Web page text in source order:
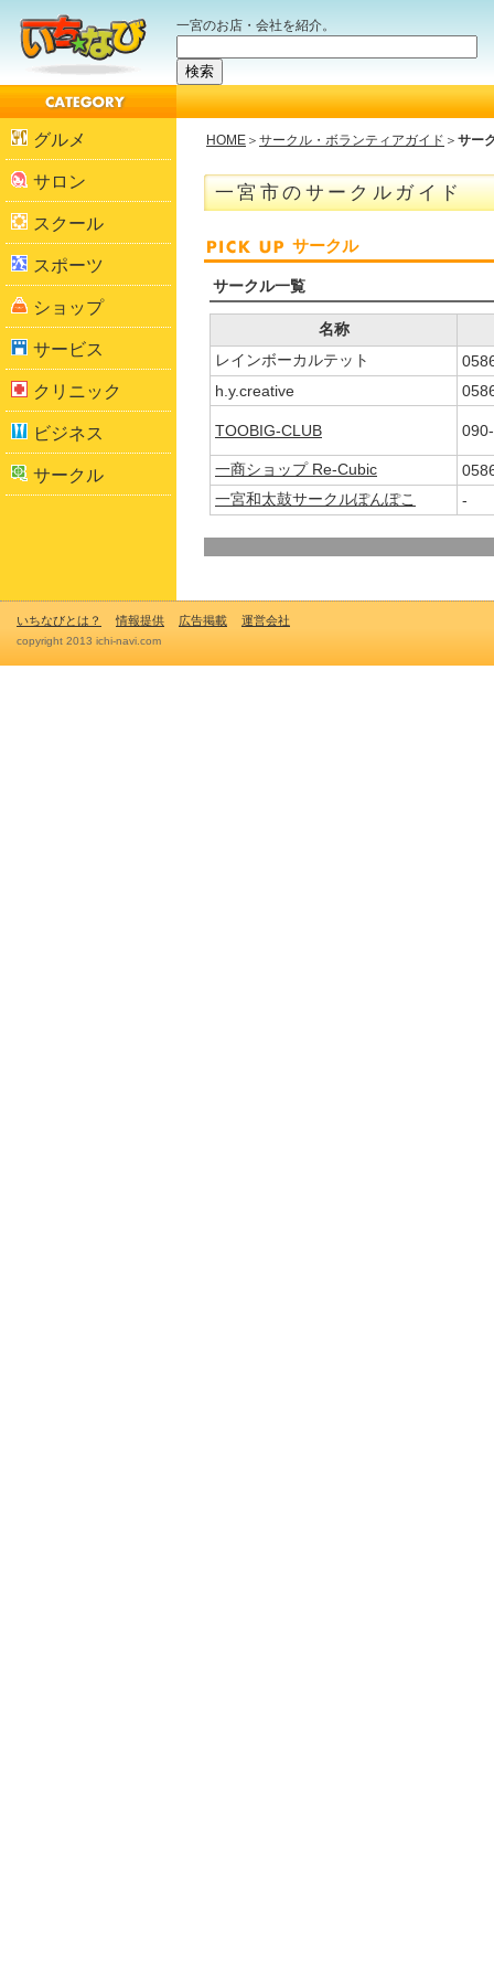
一宮のお店・会社を紹介。
グルメ
サロン
スクール
スポーツ
ショップ
サービス
クリニック
ビジネス
サークル
HOME ＞ サークル・ボランティアガイド ＞ サー
一宮市のサークルガイド
サークル
サークル一覧
名称
レインボーカルテット
h.y.creative
TOOBIG-CLUB
一商ショップ Re-Cubic
一宮和太鼓サークルぽんぽこ
-
いちなびとは？ 情報提供 広告掲載 運営会社
copyright 2013 ichi-navi.com